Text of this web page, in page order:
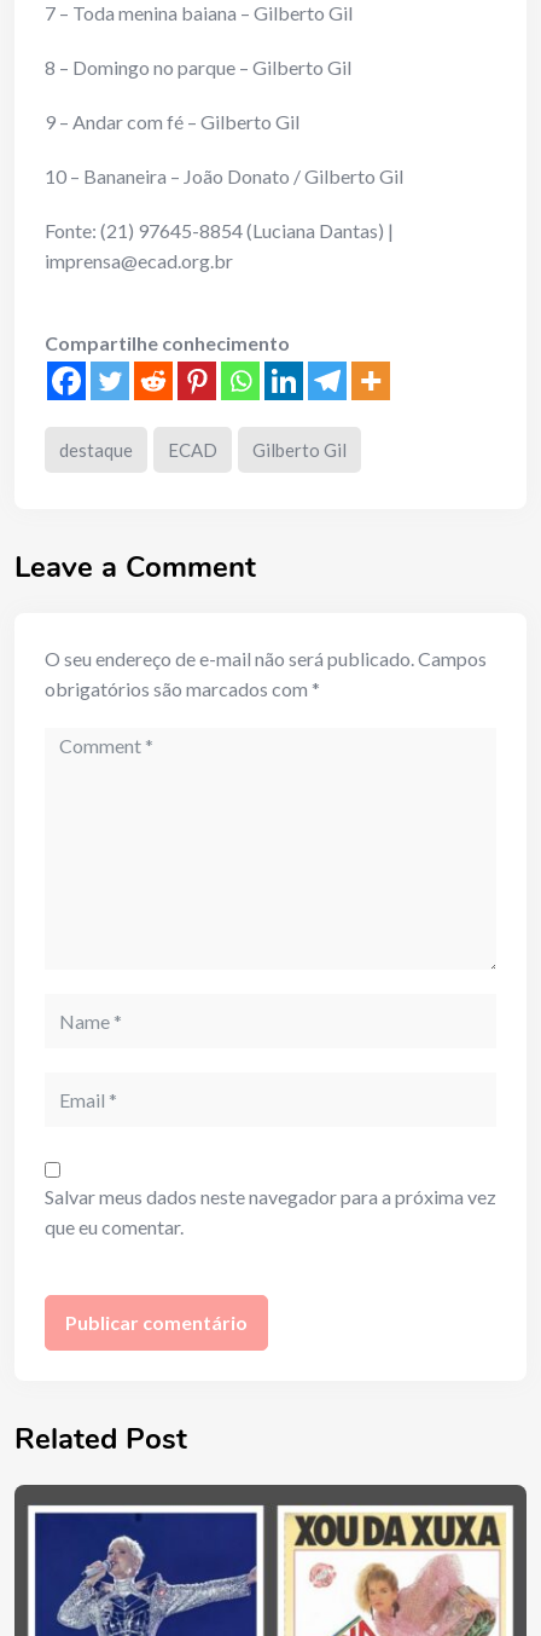
7 – Toda menina baiana – Gilberto Gil
8 – Domingo no parque – Gilberto Gil
9 – Andar com fé – Gilberto Gil
10 – Bananeira – João Donato / Gilberto Gil
Fonte: (21) 97645-8854 (Luciana Dantas) |
imprensa@ecad.org.br
Compartilhe conhecimento
destaque ECAD Gilberto Gil
Leave a Comment
O seu endereço de e-mail não será publicado.Campos
obrigatórios são marcados com *
Comment
Salvar meus dados neste navegador para a próxima vez
que eu comentar.
Related Post